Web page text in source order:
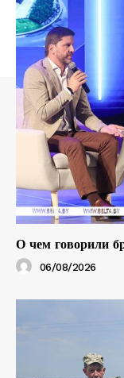
О чем говорили
06/08/2026